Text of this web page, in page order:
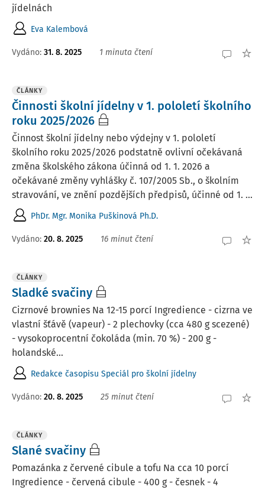
jídelnách
Eva Kalembová
Vydáno: 31. 8. 2025 1 minuta čtení
ČLÁNKY
Činnosti školní jídelny v 1. pololetí školního
roku 2025/2026
Činnost školní jídelny nebo výdejny v 1. pololetí
školního roku 2025/2026 podstatně ovlivní očekávaná
změna školského zákona účinná od 1. 1. 2026 a
očekávané změny vyhlášky č. 107/2005 Sb., o školním
stravování, ve znění pozdějších předpisů, účinné od 1. ...
PhDr. Mgr. Monika Puškinová Ph.D.
Vydáno: 20. 8. 2025 16 minut čtení
ČLÁNKY
Sladké svačiny
Cizrnové brownies Na 12-15 porcí Ingredience - cizrna ve
vlastní šťávě (vapeur) - 2 plechovky (cca 480 g scezené)
- vysokoprocentní čokoláda (min. 70 %) - 200 g -
holandské...
Redakce časopisu Speciál pro školní jídelny
Vydáno: 20. 8. 2025 25 minut čtení
ČLÁNKY
Slané svačiny
Pomazánka z červené cibule a tofu Na cca 10 porcí
Ingredience - červená cibule - 400 g - česnek - 4